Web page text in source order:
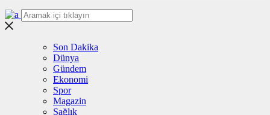
Son Dakika
Dünya
Gündem
Ekonomi
Spor
Magazin
Sağlık